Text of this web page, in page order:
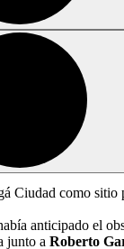
Ciudad como sitio
anticipado el
junto a Roberto